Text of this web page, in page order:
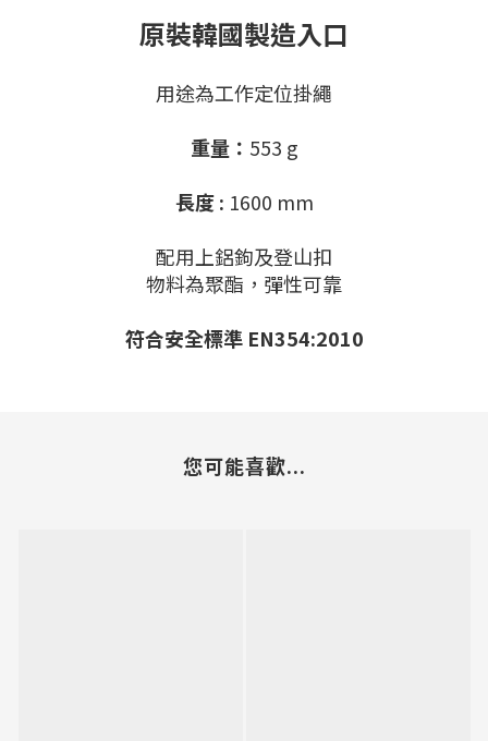
原裝韓國製造入口
用途為工作定位掛繩
重量： 553 g
長度 : 1600 mm
配用上鋁鉤及登山扣
物料為聚酯，彈性可靠
符合安全標準 EN354:2010
您可能喜歡...